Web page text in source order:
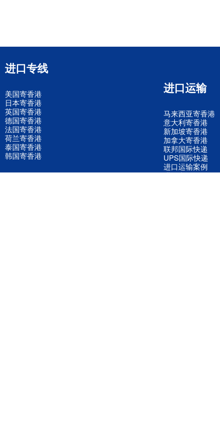
进口专线
美国寄香港
日本寄香港
英国寄香港
德国寄香港
法国寄香港
荷兰寄香港
泰国寄香港
韩国寄香港
进口运输
马来西亚寄香港
意大利寄香港
新加坡寄香港
加拿大寄香港
联邦国际快递
UPS国际快递
进口运输案例
进口空运订舱